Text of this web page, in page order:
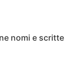
nomi e scritte